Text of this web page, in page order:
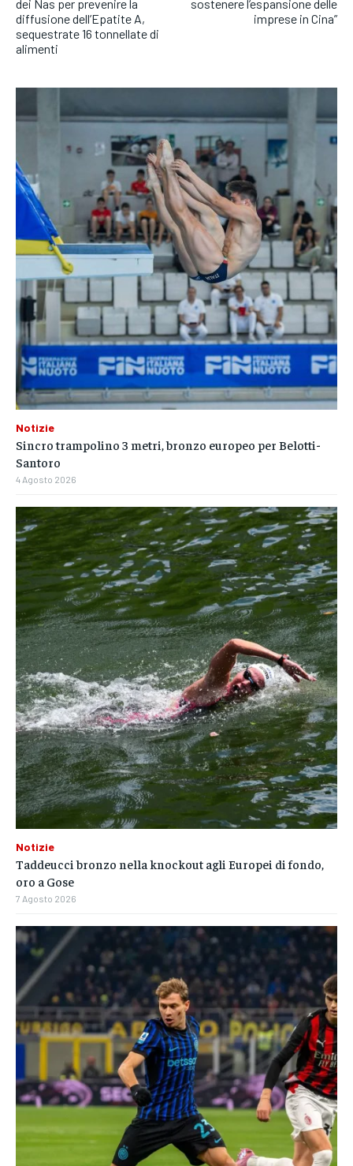
dei Nas per prevenire la
diffusione dell’Epatite A,
sequestrate 16 tonnellate di
alimenti
sostenere l’espansione delle
imprese in Cina”
Notizie
Sincro trampolino 3 metri, bronzo europeo per Belotti-
Santoro
4 Agosto 2026
Notizie
Taddeucci bronzo nella knockout agli Europei di fondo,
oro a Gose
7 Agosto 2026